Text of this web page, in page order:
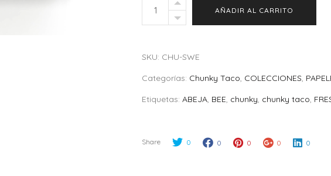
Bee"
AÑADIR AL CARRITO
SKU: CHU-SWE
Categorías: Chunky Taco, COLECCIONES,
Etiquetas:ABEJA, BEE, chunky, chunky taco,
Share 0 0 0 0 0